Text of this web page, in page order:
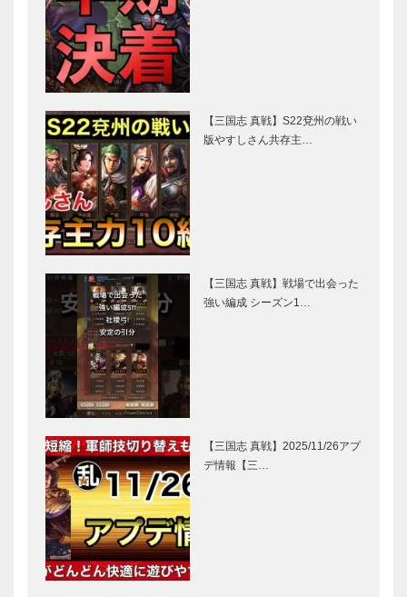
【三国志 真戦】S22兗州の戦い
版やすしさん共存主…
【三国志 真戦】戦場で出会った
強い編成 シーズン1…
【三国志 真戦】2025/11/26アプ
デ情報【三…